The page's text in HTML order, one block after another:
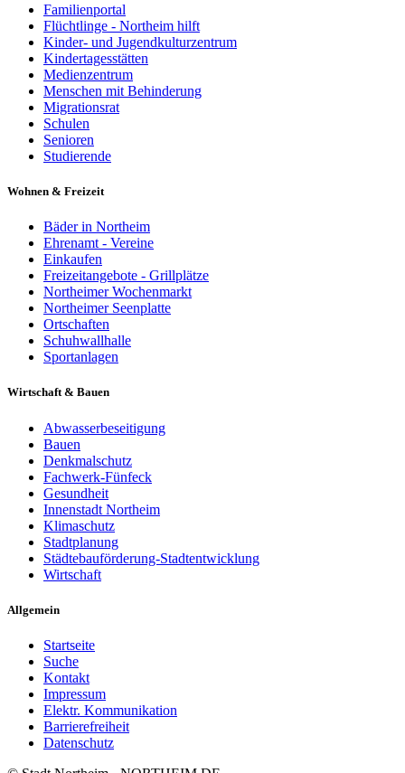
Familienportal
Flüchtlinge - Northeim hilft
Kinder- und Jugendkulturzentrum
Kindertagesstätten
Medienzentrum
Menschen mit Behinderung
Migrationsrat
Schulen
Senioren
Studierende
Wohnen & Freizeit
Bäder in Northeim
Ehrenamt - Vereine
Einkaufen
Freizeitangebote - Grillplätze
Northeimer Wochenmarkt
Northeimer Seenplatte
Ortschaften
Schuhwallhalle
Sportanlagen
Wirtschaft & Bauen
Abwasserbeseitigung
Bauen
Denkmalschutz
Fachwerk-Fünfeck
Gesundheit
Innenstadt Northeim
Klimaschutz
Stadtplanung
Städtebauförderung-Stadtentwicklung
Wirtschaft
Allgemein
Startseite
Suche
Kontakt
Impressum
Elektr. Kommunikation
Barrierefreiheit
Datenschutz